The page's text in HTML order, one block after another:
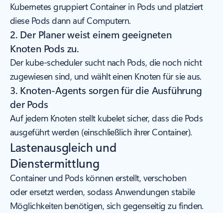
Kubernetes gruppiert Container in Pods und platziert
diese Pods dann auf Computern.
2. Der Planer weist einem geeigneten
Knoten Pods zu.
Der kube-scheduler sucht nach Pods, die noch nicht
zugewiesen sind, und wählt einen Knoten für sie aus.
3. Knoten-Agents sorgen für die Ausführung
der Pods
Auf jedem Knoten stellt kubelet sicher, dass die Pods
ausgeführt werden (einschließlich ihrer Container).
Lastenausgleich und
Dienstermittlung
Container und Pods können erstellt, verschoben
oder ersetzt werden, sodass Anwendungen stabile
Möglichkeiten benötigen, sich gegenseitig zu finden.